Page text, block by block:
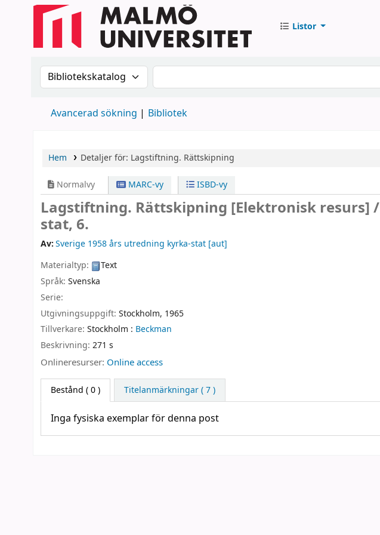
Listor
Sök i katalogen efter:Sök i katalogen
Avancerad sökning Bibliotek
Hem Detaljer för: Lagstiftning. Rättskipning
Normalvy MARC-vy ISBD-vy
Lagstiftning. Rättskipning [Elektronisk resurs] /
stat, 6.
Av:Sverige 1958 års utredning kyrka-stat [aut]
Materialtyp:
Text
Språk: Svenska
Serie:
Utgivningsuppgift: Stockholm, 1965
Tillverkare: Stockholm : Beckman
Beskrivning: 271 s
Onlineresurser: Online access
Bestånd ( 0 ) Titelanmärkningar ( 7 )
Inga fysiska exemplar för denna post